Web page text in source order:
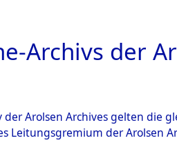
ARCHIVALE ÜBERSICHT
Archivs der
Arolsen Archives gelten
Leitungsgremium der Arolsen